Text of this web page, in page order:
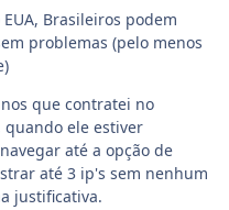
Brasileiros podem
problemas (pelo menos
que contratei no
quando ele estiver
até a opção de
até 3 ip's sem nenhum
justificativa.